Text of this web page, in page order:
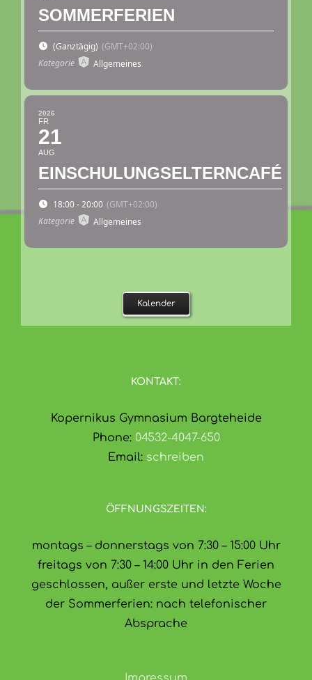
SOMMERFERIEN
(Ganztägig) (GMT+02:00)
Kategorie
Allgemeines
2026
FR
21
AUG
EINSCHULUNGSELTERNCAFÉ
18:00 - 20:00 (GMT+02:00)
Kategorie
Allgemeines
Kalender
KONTAKT:
Kopernikus Gymnasium Bargteheide
Phone: 04532-4047-650
Email: schreiben
ÖFFNUNGSZEITEN:
montags – donnerstags von 7:30 – 15:00 Uhr
freitags von 7:30 – 14:00 Uhr in den Ferien
geschlossen, außer erste und letzte Woche
der Sommerferien: nach telefonischer
Absprache